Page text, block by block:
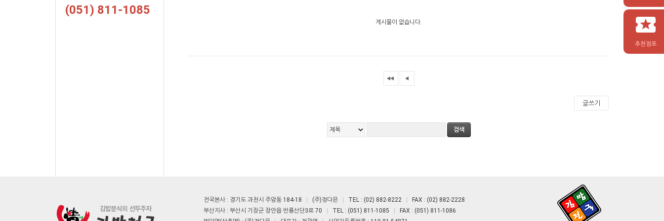
(051) 811-1085
게시물이 없습니다.
글쓰기
전국본사 : 경기도 과천시 주암동 184-18 (주)정다믄 TEL : (02) 882-8222
FAX : (02) 882-2228
부산지사 : 부산시 기장군 장안읍 반룡산단3로 70
TEL : (051) 811-1085
FAX : (051) 811-1086
추천점포